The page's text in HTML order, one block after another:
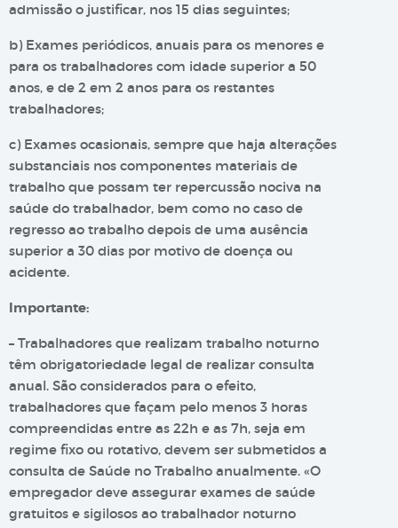
admissão o justificar, nos 15 dias seguintes;
b) Exames periódicos, anuais para os menores e
para os trabalhadores com idade superior a 50
anos, e de 2 em 2 anos para os restantes
trabalhadores;
c) Exames ocasionais, sempre que haja alterações
substanciais nos componentes materiais de
trabalho que possam ter repercussão nociva na
saúde do trabalhador, bem como no caso de
regresso ao trabalho depois de uma ausência
superior a 30 dias por motivo de doença ou
acidente.
Importante:
– Trabalhadores que realizam trabalho noturno
têm obrigatoriedade legal de realizar consulta
anual. São considerados para o efeito,
trabalhadores que façam pelo menos 3 horas
compreendidas entre as 22h e as 7h, seja em
regime fixo ou rotativo, devem ser submetidos a
consulta de Saúde no Trabalho anualmente. «O
empregador deve assegurar exames de saúde
gratuitos e sigilosos ao trabalhador noturno